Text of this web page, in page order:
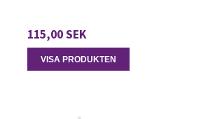
115,00 SEK
VISA PRODUKTEN